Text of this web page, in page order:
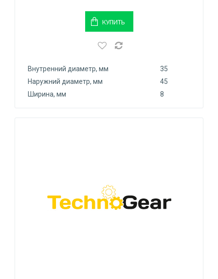
КУПИТЬ
Внутренний диаметр, мм
35
Наружний диаметр, мм
45
Ширина, мм
8